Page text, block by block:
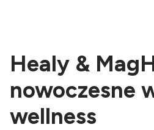
Healy &
nowoczesne
wellness